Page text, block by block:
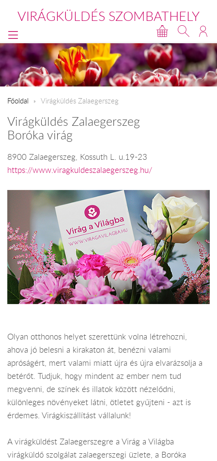
VIRÁGKÜLDÉS SZOMBATHELY
Főoldal Virágküldés Zalaegerszeg
Virágküldés Zalaegerszeg
Boróka virág
8900 Zalaegerszeg, Kossuth L. u.19-23
https://www.viragkuldeszalaegerszeg.hu/
Olyan otthonos helyet szerettünk volna létrehozni,
ahova jó belesni a kirakaton át, benézni valami
apróságért, mert valami miatt újra és újra elvarázsolja a
betérőt. Tudjuk, hogy mindent az ember nem tud
megvenni, de színek és illatok között nézelődni,
különleges növényeket látni, ötletet gyűjteni - azt is
érdemes. Virágkiszállítást vállalunk!
A virágküldést Zalaegerszegre a Virág a Világba
virágküldő szolgálat zalaegerszegi üzlete, a Boróka